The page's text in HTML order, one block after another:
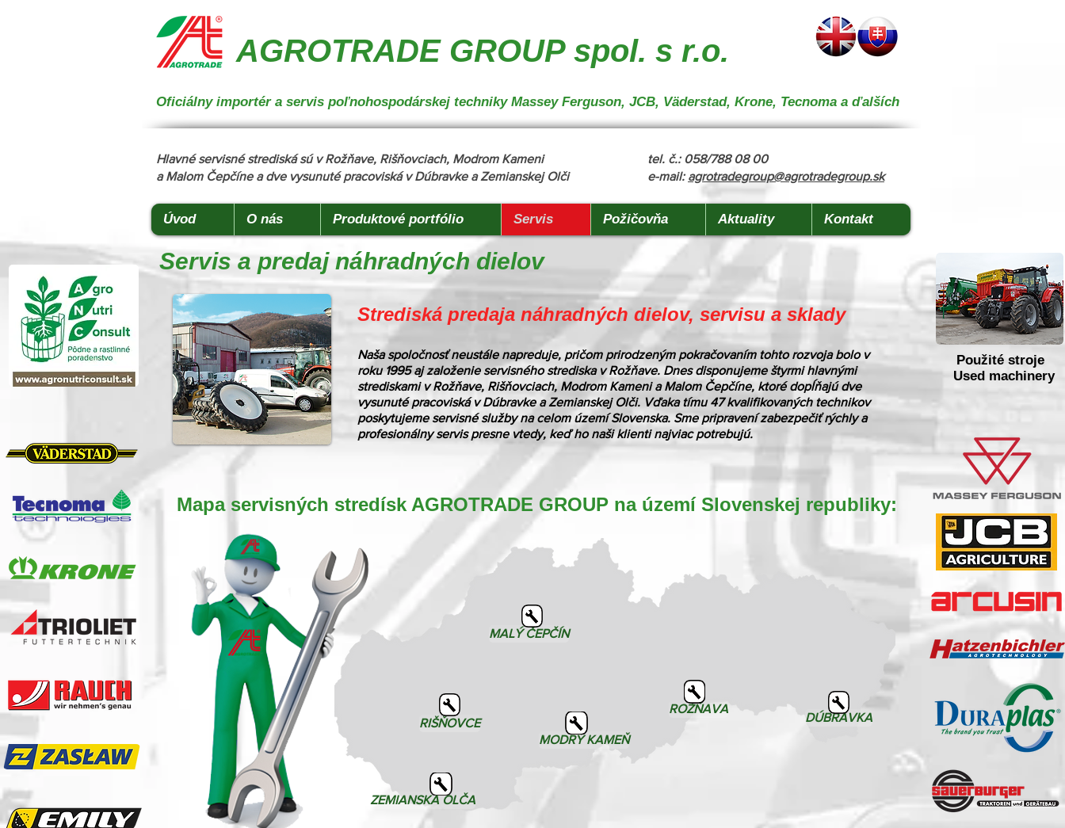
AGROTRADE GROUP spol. s r.o.
Oficiálny importér a servis poľnohospodárskej techniky Massey Ferguson, JCB, Väderstad, Krone, Tecnoma a ďalších
Hlavné servisné strediská sú v Rožňave, Rišňovciach, Modrom Kameni
a Malom Čepčíne a dve vysunuté pracoviská v Dúbravke a Zemianskej Olči
tel. č.: 058/788 08 00
e-mail: agrotradegroup@agrotradegroup.sk
Úvod O nás Produktové portfólio Servis Požičovňa Aktuality Kontakt
Servis a predaj náhradných dielov
Strediská predaja náhradných dielov, servisu a sklady
Naša spoločnosť neustále napreduje, pričom prirodzeným pokračovaním tohto rozvoja bolo v
roku 1995 aj založenie servisného strediska v Rožňave. Dnes disponujeme štyrmi hlavnými
strediskami v Rožňave, Rišňovciach, Modrom Kameni a Malom Čepčíne, ktoré dopĺňajú dve
vysunuté pracoviská v Dúbravke a Zemianskej Olči. Vďaka tímu 47 kvalifikovaných technikov
poskytujeme servisné služby na celom území Slovenska. Sme pripravení zabezpečiť rýchly a
profesionálny servis presne vtedy, keď ho naši klienti najviac potrebujú.
Mapa servisných stredísk AGROTRADE GROUP na území Slovenskej republiky:
RIŠŇOVCE
MALÝ ČEPČÍN
MODRÝ KAMEŇ
ROŽŇAVA
DÚBRAVKA
ZEMIANSKA OLČA
Použité stroje
Used machinery